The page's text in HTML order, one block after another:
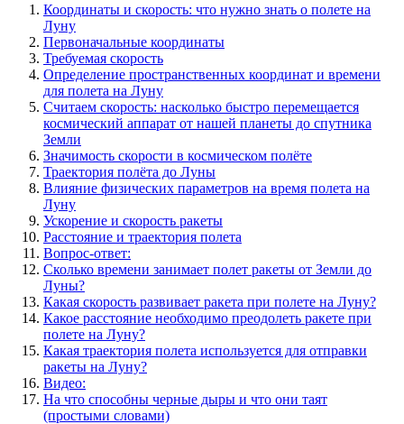
Координаты и скорость: что нужно знать о полете на
Луну
Первоначальные координаты
Требуемая скорость
Определение пространственных координат и времени
для полета на Луну
Считаем скорость: насколько быстро перемещается
космический аппарат от нашей планеты до спутника
Земли
Значимость скорости в космическом полёте
Траектория полёта до Луны
Влияние физических параметров на время полета на
Луну
Ускорение и скорость ракеты
Расстояние и траектория полета
Вопрос-ответ:
Сколько времени занимает полет ракеты от Земли до
Луны?
Какая скорость развивает ракета при полете на Луну?
Какое расстояние необходимо преодолеть ракете при
полете на Луну?
Какая траектория полета используется для отправки
ракеты на Луну?
Видео:
На что способны черные дыры и что они таят
(простыми словами)